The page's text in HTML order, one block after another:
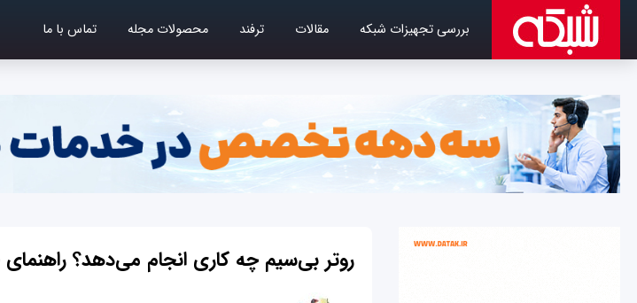
بررسی تجهیزات شبکه مقالات ترفند محصولات مجله تماس با ما
روتر بی‌سیم چه کاری انجام می‌دهد؟